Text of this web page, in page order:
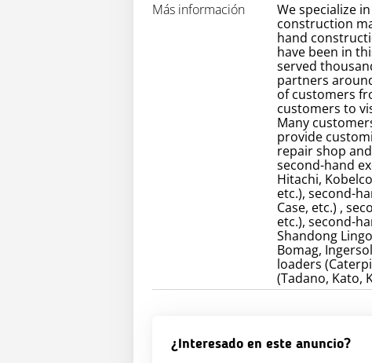
Más información
We specialize
construction
hand
have been in
served
partners
of customers
customers to
Many
provide
repair shop
second-hand
Hitachi,
etc.), second-
Case, etc.) ,
etc.), second-
Shandong
Bomag,
loaders
(Tadano, Kato,
¿Interesado en este anuncio?